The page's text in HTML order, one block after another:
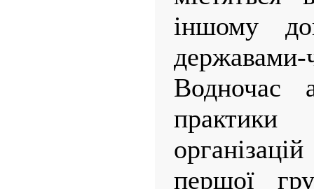
іншому
державами-
Водночас
першої